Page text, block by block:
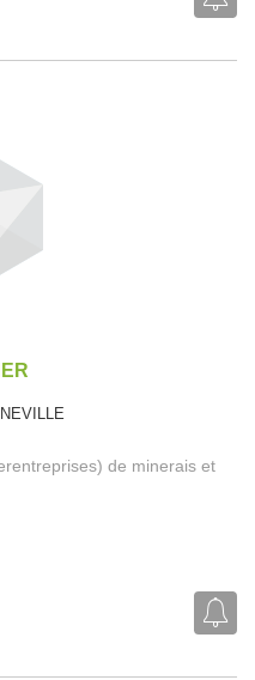
de minerais et